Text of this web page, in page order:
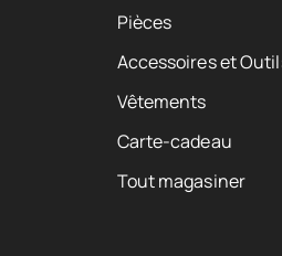
Pièces
Accessoires et
Vêtements
Carte-cadeau
Tout magasiner